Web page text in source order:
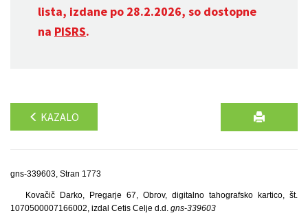
lista, izdane po 28.2.2026, so dostopne
na PISRS.
KAZALO
gns-339603, Stran 1773
Kovačič Darko, Pregarje 67, Obrov, digitalno tahografsko kartico, št.
1070500007166002, izdal Cetis Celje d.d. gns-339603